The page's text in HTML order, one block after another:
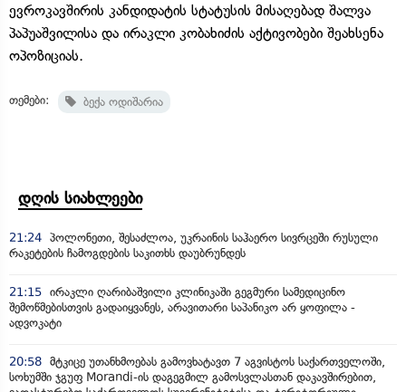
ევროკავშირის კანდიდატის სტატუსის მისაღებად შალვა
პაპუაშვილისა და ირაკლი კობახიძის აქტივობები შეახსენა
ოპოზიციას.
თემები: ბექა ოდიშარია
დღის სიახლეები
21:24 პოლონეთი, შესაძლოა, უკრაინის საჰაერო სივრცეში რუსული
რაკეტების ჩამოგდების საკითხს დაუბრუნდეს
21:15 ირაკლი ღარიბაშვილი კლინიკაში გეგმური სამედიცინო
შემოწმებისთვის გადაიყვანეს, არავითარი საპანიკო არ ყოფილა -
ადვოკატი
20:58 მტკიცე უთანხმოებას გამოვხატავთ 7 აგვისტოს საქართველოში,
სოხუმში ჯგუფ Morandi-ის დაგეგმილ გამოსვლასთან დაკავშირებით,